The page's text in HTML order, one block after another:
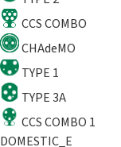
CCS COMBO
CHAdeMO
TYPE 1
TYPE 3A
CCS COMBO 1
DOMESTIC_E